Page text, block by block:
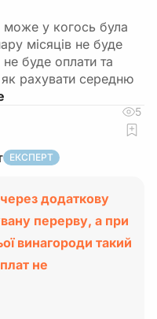
може у когось була
місяців не буде
не буде оплати та
як рахувати середню
5
ЕКСПЕРТ
додаткову
перерву, а при
винагороди такий
не